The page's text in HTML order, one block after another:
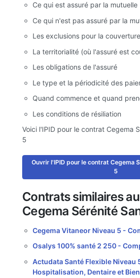
Ce qui est assuré par la mutuelle
Ce qui n'est pas assuré par la
Les exclusions pour la couverture
La territorialité (où l'assuré est
Les obligations de l'assuré
Le type et la périodicité des
Quand commence et quand
Les conditions de résiliation
Voici l'IPID pour le contrat Cegema
5
Ouvrir l'IPID pour le contrat Cegema
5
Contrats similaires
Cegema Sérénité
Cegema Vitaneor Niveau 5 -
Osalys 100% santé 2 250 -
Actudata Santé Flexible Niveau
Hospitalisation, Dentaire et